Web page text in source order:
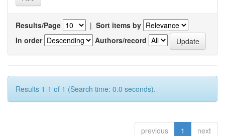
Results/Page | Sort items by
In order
Authors/record
Results 1-1 of 1 (Search time: 0.0 seconds).
previous 1 next